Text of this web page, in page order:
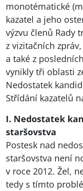
monotématické
kazatel a jeho
výzvu členů Rady
z vizitačních
a také z
vynikly tři oblasti
Nedostatek
Střídání kazatelů
I. Nedostatek
staršovstva
Postesk nad
staršovstva není
v roce 2012. Žel,
tedy s tímto